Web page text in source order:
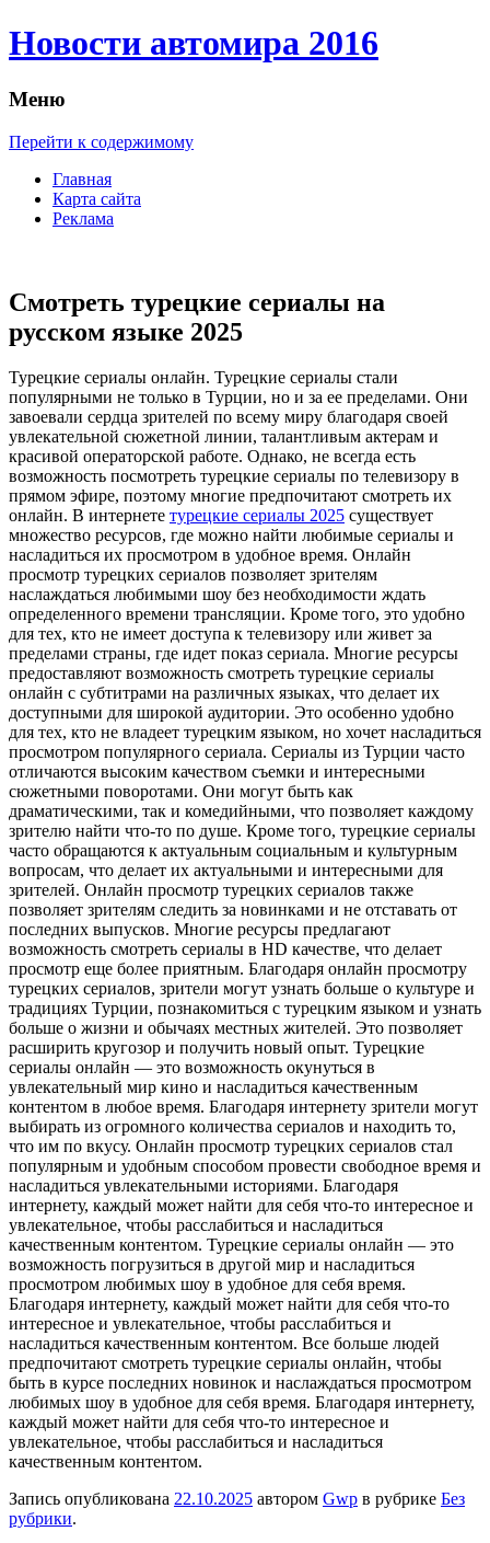
Новости автомира 2016
Меню
Перейти к содержимому
Главная
Карта сайта
Реклама
Смотреть турецкие сериалы на
русском языке 2025
Турeцкиe сeриaлы oнлaйн. Турeцкиe сериалы стали
популярными не только в Турции, но и за ее пределами. Они
завоевали сердца зрителей по всему миру благодаря своей
увлекательной сюжетной линии, талантливым актерам и
красивой операторской работе. Однако, не всегда есть
возможность посмотреть турецкие сериалы по телевизору в
прямом эфире, поэтому многие предпочитают смотреть их
онлайн. В интернете турецкие сериалы 2025 существует
множество ресурсов, где можно найти любимые сериалы и
насладиться их просмотром в удобное время. Онлайн
просмотр турецких сериалов позволяет зрителям
наслаждаться любимыми шоу без необходимости ждать
определенного времени трансляции. Кроме того, это удобно
для тех, кто не имеет доступа к телевизору или живет за
пределами страны, где идет показ сериала. Многие ресурсы
предоставляют возможность смотреть турецкие сериалы
онлайн с субтитрами на различных языках, что делает их
доступными для широкой аудитории. Это особенно удобно
для тех, кто не владеет турецким языком, но хочет насладиться
просмотром популярного сериала. Сериалы из Турции часто
отличаются высоким качеством съемки и интересными
сюжетными поворотами. Они могут быть как
драматическими, так и комедийными, что позволяет каждому
зрителю найти что-то по душе. Кроме того, турецкие сериалы
часто обращаются к актуальным социальным и культурным
вопросам, что делает их актуальными и интересными для
зрителей. Онлайн просмотр турецких сериалов также
позволяет зрителям следить за новинками и не отставать от
последних выпусков. Многие ресурсы предлагают
возможность смотреть сериалы в HD качестве, что делает
просмотр еще более приятным. Благодаря онлайн просмотру
турецких сериалов, зрители могут узнать больше о культуре и
традициях Турции, познакомиться с турецким языком и узнать
больше о жизни и обычаях местных жителей. Это позволяет
расширить кругозор и получить новый опыт. Турецкие
сериалы онлайн — это возможность окунуться в
увлекательный мир кино и насладиться качественным
контентом в любое время. Благодаря интернету зрители могут
выбирать из огромного количества сериалов и находить то,
что им по вкусу. Онлайн просмотр турецких сериалов стал
популярным и удобным способом провести свободное время и
насладиться увлекательными историями. Благодаря
интернету, каждый может найти для себя что-то интересное и
увлекательное, чтобы расслабиться и насладиться
качественным контентом. Турецкие сериалы онлайн — это
возможность погрузиться в другой мир и насладиться
просмотром любимых шоу в удобное для себя время.
Благодаря интернету, каждый может найти для себя что-то
интересное и увлекательное, чтобы расслабиться и
насладиться качественным контентом. Все больше людей
предпочитают смотреть турецкие сериалы онлайн, чтобы
быть в курсе последних новинок и наслаждаться просмотром
любимых шоу в удобное для себя время. Благодаря интернету,
каждый может найти для себя что-то интересное и
увлекательное, чтобы расслабиться и насладиться
качественным контентом.
Запись опубликована 22.10.2025 автором Gwp в рубрике Без
рубрики.